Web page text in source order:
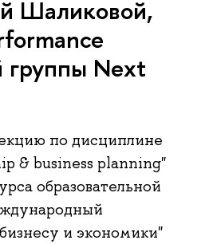
Шаликовой,
группы Next
по дисциплине
& business planning"
образовательной
и экономики"